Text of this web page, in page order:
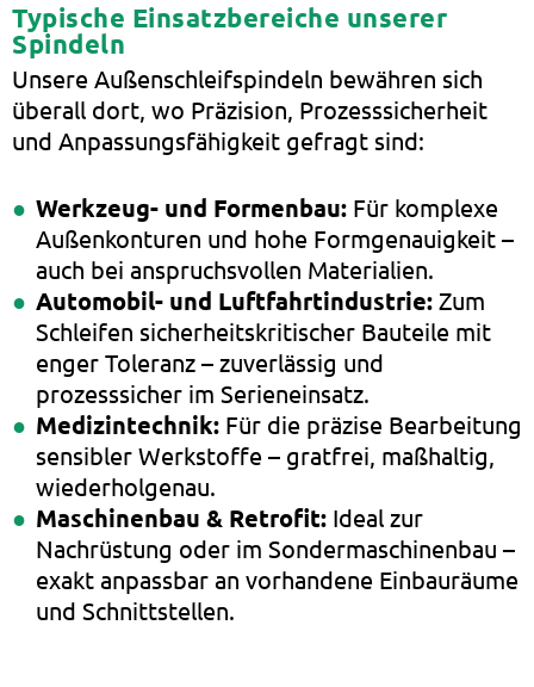
Typische Einsatzbereiche unserer
Spindeln
Unsere Außenschleifspindeln bewähren sich
überall dort, wo Präzision, Prozesssicherheit
und Anpassungsfähigkeit gefragt sind:
Werkzeug- und Formenbau: Für komplexe
Außenkonturen und hohe Formgenauigkeit –
auch bei anspruchsvollen Materialien.
Automobil- und Luftfahrtindustrie: Zum
Schleifen sicherheitskritischer Bauteile mit
enger Toleranz – zuverlässig und
prozesssicher im Serieneinsatz.
Medizintechnik: Für die präzise Bearbeitung
sensibler Werkstoffe – gratfrei, maßhaltig,
wiederholgenau.
Maschinenbau & Retrofit: Ideal zur
Nachrüstung oder im Sondermaschinenbau –
exakt anpassbar an vorhandene Einbauräume
und Schnittstellen.